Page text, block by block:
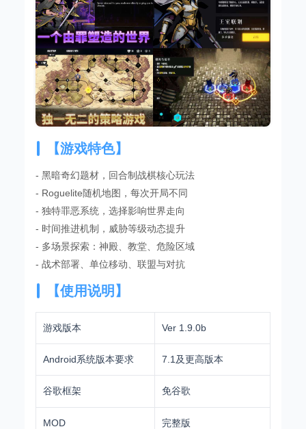
【游戏特色】
- 黑暗奇幻题材，回合制战棋核心玩法
- Roguelite随机地图，每次开局不同
- 独特罪恶系统，选择影响世界走向
- 时间推进机制，威胁等级动态提升
- 多场景探索：神殿、教堂、危险区域
- 战术部署、单位移动、联盟与对抗
【使用说明】
游戏版本 Ver 1.9.0b
Android系统版本要求 7.1及更高版本
谷歌框架 免谷歌
MOD 完整版